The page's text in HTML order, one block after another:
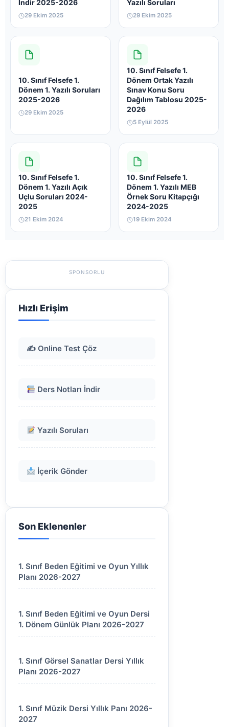
İndir 2025-2026
29 Ekim 2025
Yazılı Soruları
29 Ekim 2025
10. Sınıf Felsefe 1.
Dönem 1. Yazılı Soruları
2025-2026
29 Ekim 2025
10. Sınıf Felsefe 1.
Dönem Ortak Yazılı
Sınav Konu Soru
Dağılım Tablosu 2025-
2026
5 Eylül 2025
10. Sınıf Felsefe 1.
Dönem 1. Yazılı Açık
Uçlu Soruları 2024-
2025
21 Ekim 2024
10. Sınıf Felsefe 1.
Dönem 1. Yazılı MEB
Örnek Soru Kitapçığı
2024-2025
19 Ekim 2024
SPONSORLU
Hızlı Erişim
✍️ Online Test Çöz
Ders Notları İndir
Yazılı Soruları
İçerik Gönder
Son Eklenenler
1. Sınıf Beden Eğitimi ve Oyun Yıllık
Planı 2026-2027
1. Sınıf Beden Eğitimi ve Oyun Dersi
1. Dönem Günlük Planı 2026-2027
1. Sınıf Görsel Sanatlar Dersi Yıllık
Planı 2026-2027
1. Sınıf Müzik Dersi Yıllık Panı 2026-
2027